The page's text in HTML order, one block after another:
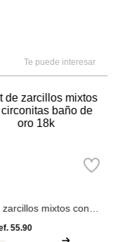
Te puede interesar